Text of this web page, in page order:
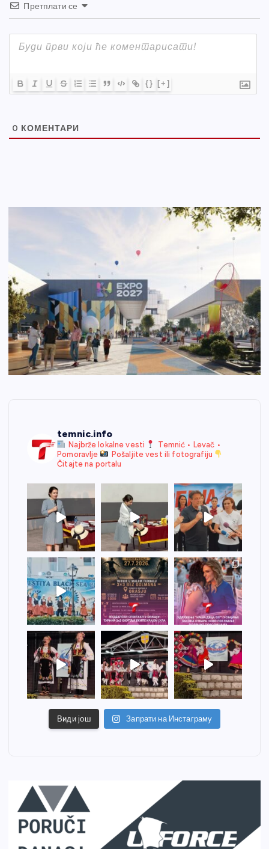
Претплати се
{} [+]
0 КОМЕНТАРИ
temnic.info
Najbrže lokalne vesti
Temnić • Levač •
Pomoravlje
Pošaljite vest ili fotografiju
Čitajte na portalu
Види још Запрати на Инстаграму